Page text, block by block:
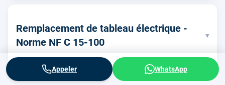
Remplacement de tableau électrique -
Norme NF C 15-100
▾
Appeler WhatsApp